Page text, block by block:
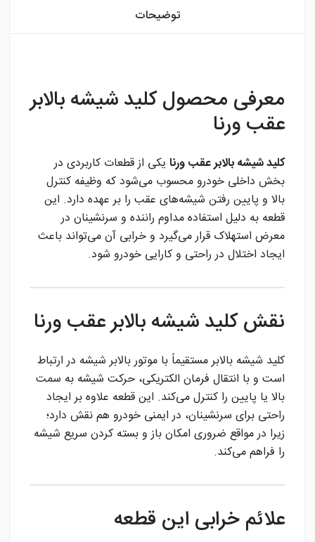
توضیحات
معرفی محصول کلید شیشه بالابر
عقب ورنا
کلید شیشه بالابر عقب ورنا یکی از قطعات کاربردی در
بخش داخلی خودرو محسوب می‌شود که وظیفه کنترل
بالا و پایین رفتن شیشه‌های عقب را بر عهده دارد. این
قطعه به دلیل استفاده مداوم راننده و سرنشینان در
معرض استهلاک قرار می‌گیرد و خرابی آن می‌تواند باعث
ایجاد اختلال در راحتی و کارایی خودرو شود.
نقش کلید شیشه بالابر عقب ورنا
کلید شیشه بالابر مستقیماً با موتور بالابر شیشه در ارتباط
است و با انتقال فرمان الکتریکی، حرکت شیشه به سمت
بالا یا پایین را کنترل می‌کند. این قطعه علاوه بر ایجاد
راحتی برای سرنشینان، در ایمنی خودرو هم نقش دارد؛
زیرا در مواقع ضروری امکان باز و بسته کردن سریع شیشه
را فراهم می‌کند.
علائم خرابی این قطعه